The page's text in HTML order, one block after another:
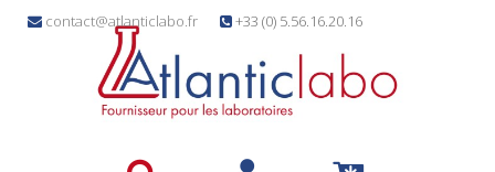
contact@atlanticlabo.fr +33 (0) 5.56.16.20.16